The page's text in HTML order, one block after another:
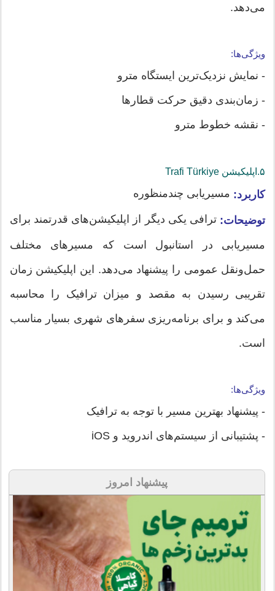
می‌دهد.
ویژگی‌ها:
- نمایش نزدیک‌ترین ایستگاه مترو
- زمان‌بندی دقیق حرکت قطارها
- نقشه خطوط مترو
۵.اپلیکیشن‌ Trafi Türkiye
کاربرد: مسیریابی چندمنظوره
توضیحات: ترافی یکی دیگر از اپلیکیشن‌های قدرتمند برای
مسیریابی در استانبول است که مسیرهای مختلف
حمل‌ونقل عمومی را پیشنهاد می‌دهد. این اپلیکیشن زمان
تقریبی رسیدن به مقصد و میزان ترافیک را محاسبه
می‌کند و برای برنامه‌ریزی سفرهای شهری بسیار مناسب
است.
ویژگی‌ها:
- پیشنهاد بهترین مسیر با توجه به ترافیک
- پشتیبانی از سیستم‌های اندروید و iOS
پیشنهاد امروز